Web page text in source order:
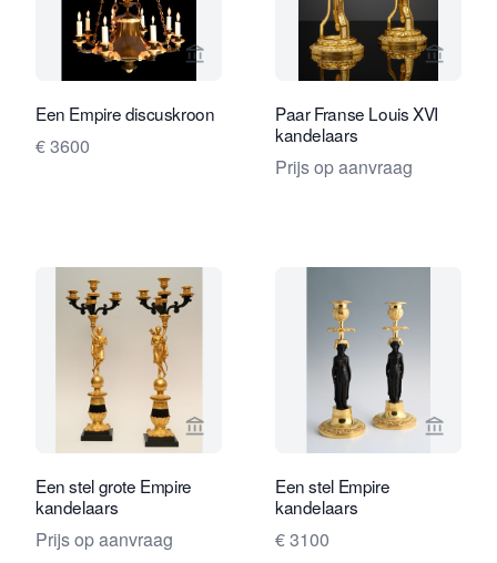
Bekijk verkoperspagina van Limburg
Een Empire discuskroon
€ 3600
Bekijk
Paar Franse Louis XVI
kandelaars
Prijs op aanvraag
Bekijk verkoperspagina van Limburg
Een stel grote Empire
kandelaars
Prijs op aanvraag
Bekijk
Een stel Empire
kandelaars
€ 3100